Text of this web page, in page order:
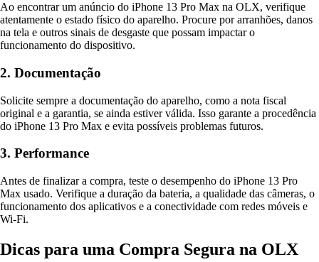
Ao encontrar um anúncio do iPhone 13 Pro Max na OLX, verifique
atentamente o estado físico do aparelho. Procure por arranhões, danos
na tela e outros sinais de desgaste que possam impactar o
funcionamento do dispositivo.
2. Documentação
Solicite sempre a documentação do aparelho, como a nota fiscal
original e a garantia, se ainda estiver válida. Isso garante a procedência
do iPhone 13 Pro Max e evita possíveis problemas futuros.
3. Performance
Antes de finalizar a compra, teste o desempenho do iPhone 13 Pro
Max usado. Verifique a duração da bateria, a qualidade das câmeras, o
funcionamento dos aplicativos e a conectividade com redes móveis e
Wi-Fi.
Dicas para uma Compra Segura na OLX